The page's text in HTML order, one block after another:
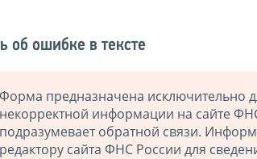
об ошибке в тексте
Форма предназначена исключительно
некорректной информации на сайте
подразумевает обратной связи.
редактору сайта ФНС России для